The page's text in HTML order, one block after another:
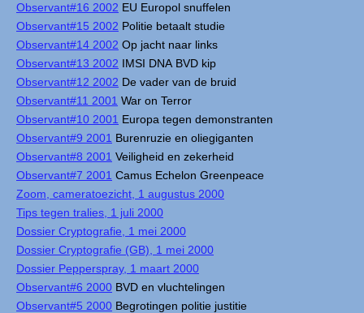
Observant#16 2002 EU Europol snuffelen
Observant#15 2002 Politie betaalt studie
Observant#14 2002 Op jacht naar links
Observant#13 2002 IMSI DNA BVD kip
Observant#12 2002 De vader van de bruid
Observant#11 2001 War on Terror
Observant#10 2001 Europa tegen demonstranten
Observant#9 2001 Burenruzie en oliegiganten
Observant#8 2001 Veiligheid en zekerheid
Observant#7 2001 Camus Echelon Greenpeace
Zoom, cameratoezicht, 1 augustus 2000
Tips tegen tralies, 1 juli 2000
Dossier Cryptografie, 1 mei 2000
Dossier Cryptografie (GB), 1 mei 2000
Dossier Pepperspray, 1 maart 2000
Observant#6 2000 BVD en vluchtelingen
Observant#5 2000 Begrotingen politie justitie